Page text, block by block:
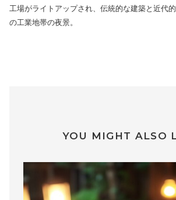
工場がライトアップされ、伝統的な建築と近代
の工業地帯の夜景。
YOU MIGHT ALSO